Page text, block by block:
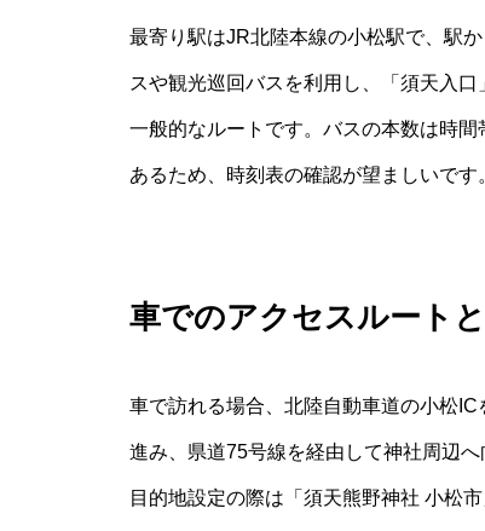
最寄り駅はJR北陸本線の小松駅で、駅
スや観光巡回バスを利用し、「須天入
一般的なルートです。バスの本数は時
あるため、時刻表の確認が望ましいです
車でのアクセスルート
車で訪れる場合、北陸自動車道の小松
進み、県道75号線を経由して神社周辺
目的地設定の際は「須天熊野神社 小松